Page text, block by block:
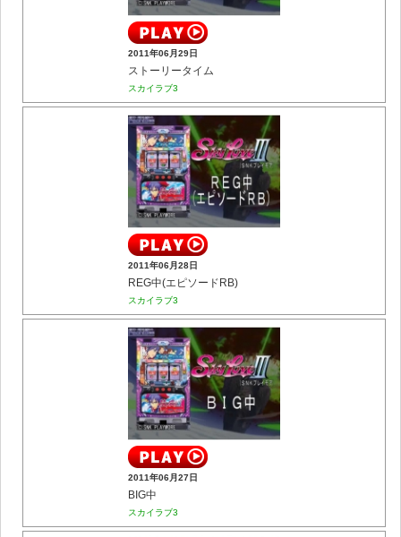
2011年06月29日
ストーリータイム
スカイラブ3
2011年06月28日
REG中(エピソードRB)
スカイラブ3
2011年06月27日
BIG中
スカイラブ3